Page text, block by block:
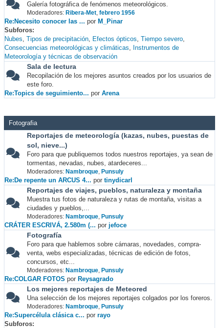
Galería fotográfica de fenómenos meteorológicos.
Moderadores: Ribera-Met, febrero 1956
Re:Necesito conocer las ... por M_Pinar
Subforos
Nubes Tipos de precipitación Efectos ópticos Tiempo severo
Consecuencias meteorológicas y climáticas
Instrumentos de
Meteorología y técnicas de observación
Sala de lectura
Recopilación de los mejores asuntos creados por los usuarios de
este foro.
Re:Topics de seguimiento... por Arena
Fotografia
Reportajes de meteorología (kazas, nubes, puestas de
sol, nieve...)
Foro para que publiquemos todos nuestros reportajes, ya sean de
tormentas, nevadas, nubes, atardeceres...
Moderadores: Nambroque, Punsuly
Re:De repente un ARCUS 4... por tinydicarl
Reportajes de viajes, pueblos, naturaleza y montaña
Muestra tus fotos de naturaleza y rutas de montaña, visitas a
ciudades y pueblos,...
Moderadores: Nambroque, Punsuly
CRÁTER ESCRIVÁ, 2.580m (... por jefoce
Fotografía
Foro para que hablemos sobre cámaras, novedades, compra-
venta, webs especializadas, técnicas de edición de fotos,
concursos, etc...
Moderadores: Nambroque, Punsuly
Re:COLGAR FOTOS por Reysagrado
Los mejores reportajes de Meteored
Una selección de los mejores reportajes colgados por los foreros.
Moderadores: Nambroque, Punsuly
Re:Supercélula clásica c... por rayo
Subforos